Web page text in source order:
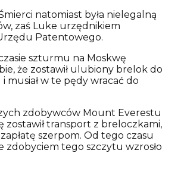
natomiast była nielegalną
zaś Luke urzędnikiem
Patentowego.
szturmu na Moskwę
że zostawił ulubiony brelok do
musiał w te pędy wracać do
zdobywców Mount Everestu
zostawił transport z breloczkami,
szerpom. Od tego czasu
zdobyciem tego szczytu wzrosło